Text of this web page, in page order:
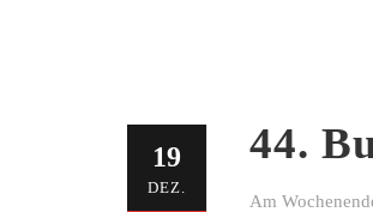
19
DEZ.
44.
Am